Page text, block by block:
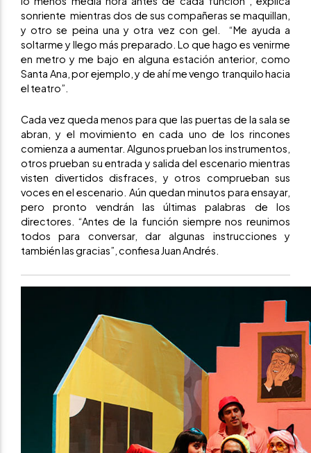
sonriente mientras dos de sus compañeras se maquillan,
y otro se peina una y otra vez con gel. “Me ayuda a
soltarme y llego más preparado. Lo que hago es venirme
en metro y me bajo en alguna estación anterior, como
Santa Ana, por ejemplo, y de ahí me vengo tranquilo hacia
el teatro”.
Cada vez queda menos para que las puertas de la sala se
abran, y el movimiento en cada uno de los rincones
comienza a aumentar. Algunos prueban los instrumentos,
otros prueban su entrada y salida del escenario mientras
visten divertidos disfraces, y otros comprueban sus
voces en el escenario. Aún quedan minutos para ensayar,
pero pronto vendrán las últimas palabras de los
directores. “Antes de la función siempre nos reunimos
todos para conversar, dar algunas instrucciones y
también las gracias”, confiesa Juan Andrés.